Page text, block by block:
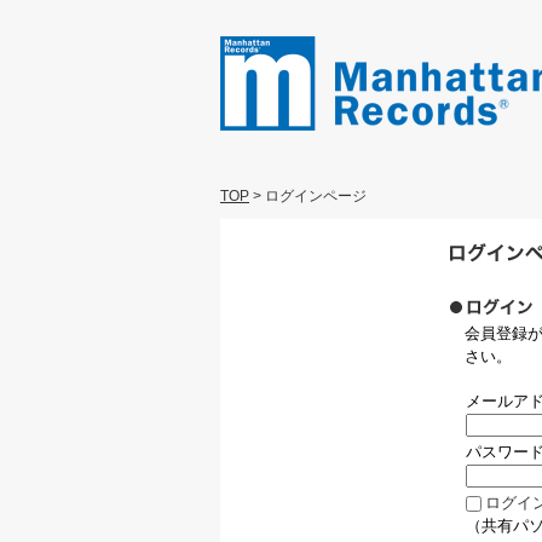
TOP > ログインページ
会員登録
さい。
メールア
パスワー
ログイ
（共有パ